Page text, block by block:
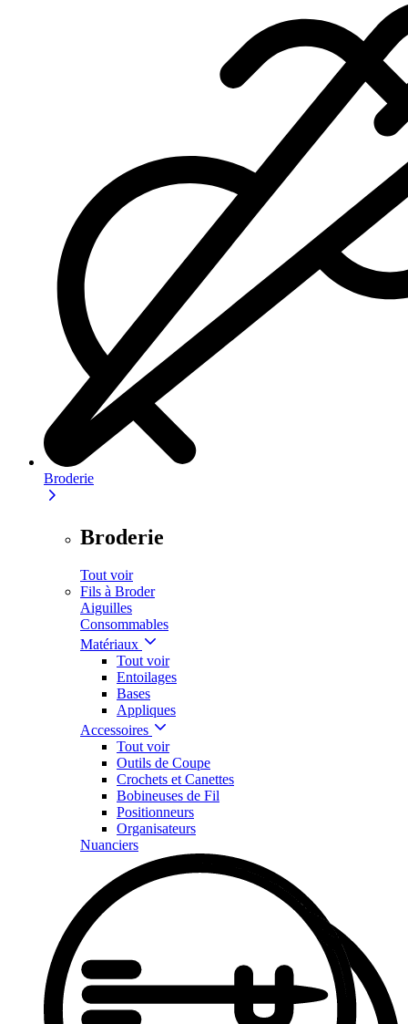
Broderie
Broderie
Tout voir
Fils à Broder
Aiguilles
Consommables
Matériaux
Tout voir
Entoilages
Bases
Appliques
Accessoires
Tout voir
Outils de Coupe
Crochets et Canettes
Bobineuses de Fil
Positionneurs
Organisateurs
Nuanciers